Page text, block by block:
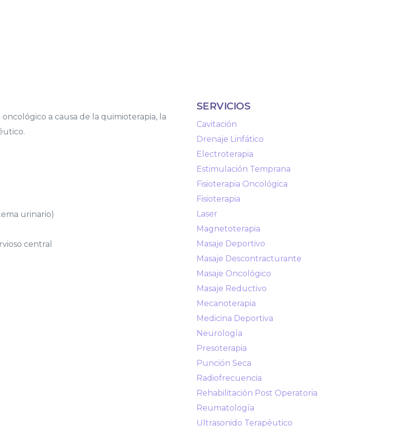
a causa de la quimioterapia, la
urinario)
central
SERVICIOS
Cavitación
Drenaje Linfático
Electroterapia
Estimulación Temprana
Fisioterapia Oncológica
Fisioterapia
Laser
Magnetoterapia
Masaje Deportivo
Masaje Descontracturante
Masaje Oncológico
Masaje Reductivo
Mecanoterapia
Medicina Deportiva
Neurología
Presoterapia
Punción Seca
Radiofrecuencia
Rehabilitación Post Operatoria
Reumatología
Ultrasonido Terapéutico